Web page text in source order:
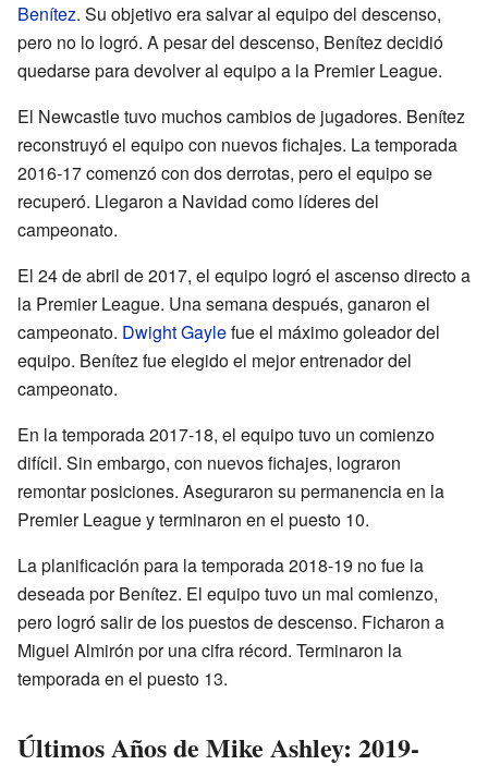
Benítez. Su objetivo era salvar al equipo del descenso,
pero no lo logró. A pesar del descenso, Benítez decidió
quedarse para devolver al equipo a la Premier League.
El Newcastle tuvo muchos cambios de jugadores. Benítez
reconstruyó el equipo con nuevos fichajes. La temporada
2016-17 comenzó con dos derrotas, pero el equipo se
recuperó. Llegaron a Navidad como líderes del
campeonato.
El 24 de abril de 2017, el equipo logró el ascenso directo a
la Premier League. Una semana después, ganaron el
campeonato. Dwight Gaylefue el máximo goleador del
equipo. Benítez fue elegido el mejor entrenador del
campeonato.
En la temporada 2017-18, el equipo tuvo un comienzo
difícil. Sin embargo, con nuevos fichajes, lograron
remontar posiciones. Aseguraron su permanencia en la
Premier League y terminaron en el puesto 10.
La planificación para la temporada 2018-19 no fue la
deseada por Benítez. El equipo tuvo un mal comienzo,
pero logró salir de los puestos de descenso. Ficharon a
Miguel Almirón por una cifra récord. Terminaron la
temporada en el puesto 13.
Últimos Años de Mike Ashley: 2019-